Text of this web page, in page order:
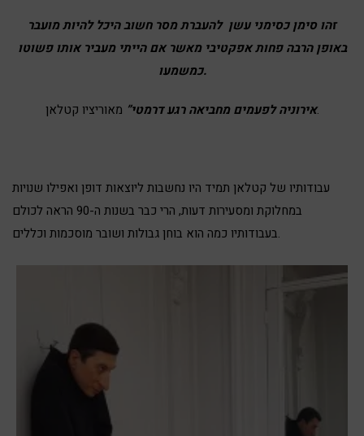
זהו סימן כסימני עשן להעברת מסר חשוב היכל להיות מועבר
באופן הרבה פחות אפקטיבי מאשר אם הייתי מעביר אותו פשוטו
כמשמעו.
אירוניה לפעמים מחביאה רגע דרמטי”מאוריציו קטלאן.
עבודותיו של קטלאן תמיד היו נחשבות ליוצאות דופן ואפילו שנויות
במחלוקת ומסעירות דעות, הרי כבר בשנות ה-90 הראה לכולם
בעבודותיו כמה הוא בוחן גבולות ושובר מוסכמות וכללים.